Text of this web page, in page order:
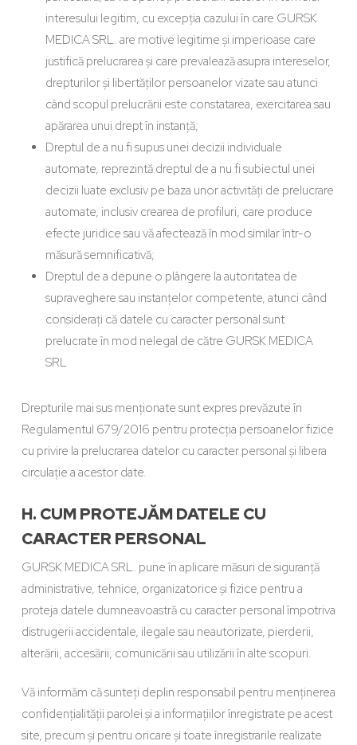
interesului legitim, cu excepția cazului în care GURSK
MEDICA SRL. are motive legitime și imperioase care
justifică prelucrarea și care prevalează asupra intereselor,
drepturilor și libertăților persoanelor vizate sau atunci
când scopul prelucrării este constatarea, exercitarea sau
apărarea unui drept în instanță;
Dreptul de a nu fi supus unei decizii individuale
automate, reprezintă dreptul de a nu fi subiectul unei
decizii luate exclusiv pe baza unor activități de prelucrare
automate, inclusiv crearea de profiluri, care produce
efecte juridice sau vă afectează în mod similar într-o
măsură semnificativă;
Dreptul de a depune o plângere la autoritatea de
supraveghere sau instanțelor competente, atunci când
considerați că datele cu caracter personal sunt
prelucrate în mod nelegal de către GURSK MEDICA
SRL
Drepturile mai sus menționate sunt expres prevăzute în
Regulamentul 679/2016 pentru protecția persoanelor fizice
cu privire la prelucrarea datelor cu caracter personal și libera
circulație a acestor date.
H. CUM PROTEJĂM DATELE CU
CARACTER PERSONAL
GURSK MEDICA SRL. pune în aplicare măsuri de siguranță
administrative, tehnice, organizatorice și fizice pentru a
proteja datele dumneavoastră cu caracter personal împotriva
distrugerii accidentale, ilegale sau neautorizate, pierderii,
alterării, accesării, comunicării sau utilizării în alte scopuri.
Vă informăm că sunteți deplin responsabil pentru menținerea
confidențialității parolei și a informațiilor înregistrate pe acest
site, precum și pentru oricare și toate înregistrarile realizate